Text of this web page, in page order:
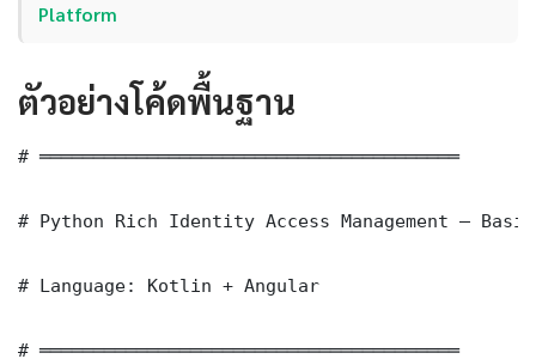
Platform
ตัวอย่างโค้ดพื้นฐาน
# ═══════════════════════════════════════
# Python Rich Identity Access Management —
# Language: Kotlin + Angular
# ═══════════════════════════════════════